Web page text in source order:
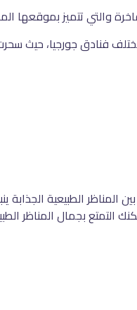
والتي تتميز بموقعها
الطبيعية الجذابة
التمتع بجمال المناظر